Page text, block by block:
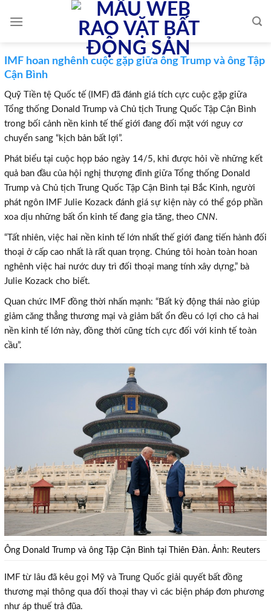
IMF hoan nghênh cuộc gặp giữa ông Trump và ông Tập
Cận Bình
Quỹ Tiền tệ Quốc tế (IMF) đã đánh giá tích cực cuộc gặp giữa
Tổng thống Donald Trump và Chủ tịch Trung Quốc Tập Cận Bình
trong bối cảnh nền kinh tế thế giới đang đối mặt với nguy cơ
chuyển sang “kịch bản bất lợi”.
Phát biểu tại cuộc họp báo ngày 14/5, khi được hỏi về những kết
quả ban đầu của hội nghị thượng đỉnh giữa Tổng thống Donald
Trump và Chủ tịch Trung Quốc Tập Cận Bình tại Bắc Kinh, người
phát ngôn IMF Julie Kozack đánh giá sự kiện này có thể góp phần
xoa dịu những bất ổn kinh tế đang gia tăng, theo CNN.
“Tất nhiên, việc hai nền kinh tế lớn nhất thế giới đang tiến hành đối
thoại ở cấp cao nhất là rất quan trọng. Chúng tôi hoàn toàn hoan
nghênh việc hai nước duy trì đối thoại mang tính xây dựng,” bà
Julie Kozack cho biết.
Quan chức IMF đồng thời nhấn mạnh: “Bất kỳ động thái nào giúp
giảm căng thẳng thương mại và giảm bất ổn đều có lợi cho cả hai
nền kinh tế lớn này, đồng thời cũng tích cực đối với kinh tế toàn
cầu”.
Ông Donald Trump và ông Tập Cận Bình tại Thiên Đàn. Ảnh: Reuters
IMF từ lâu đã kêu gọi Mỹ và Trung Quốc giải quyết bất đồng
thương mại thông qua đối thoại thay vì các biện pháp đơn phương
như áp thuế trả đũa.